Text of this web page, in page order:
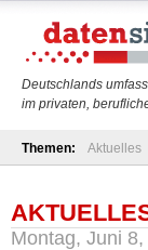
Deutschlands
im privaten,
Themen: Aktuelles
Montag, Juni